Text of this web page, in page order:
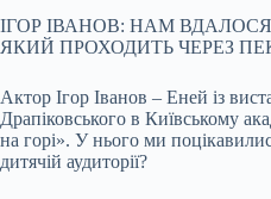
ІГОР ІВАНОВ: НАМ
ЯКИЙ ПРОХОДИТЬ ЧЕРЕЗ
Актор Ігор Іванов – Еней із
Драпіковського в Київському
на горі». У нього ми
дитячій аудиторії?